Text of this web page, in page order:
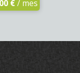
€/ mes